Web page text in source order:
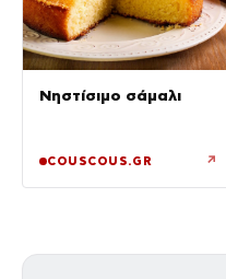
Νηστίσιμο σάμαλι
COUSCOUS.GR ↗